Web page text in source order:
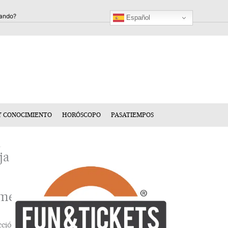
Español
CONOCIMIENTO HORÓSCOPO PASATIEMPOS